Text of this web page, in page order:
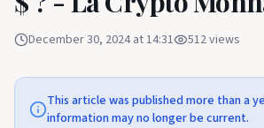
December 30, 2024 at 14:31 512views
This article was published more than a
information may no longer be current.